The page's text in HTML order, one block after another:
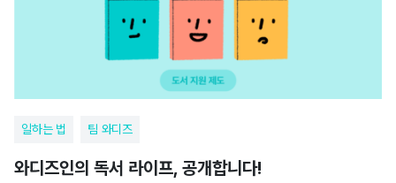
일하는 법 팀 와디즈
와디즈인의 독서 라이프, 공개합니다!